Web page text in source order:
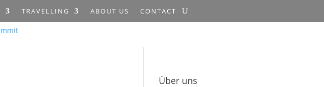
TRAVELLING ABOUT US CONTACT
Über uns